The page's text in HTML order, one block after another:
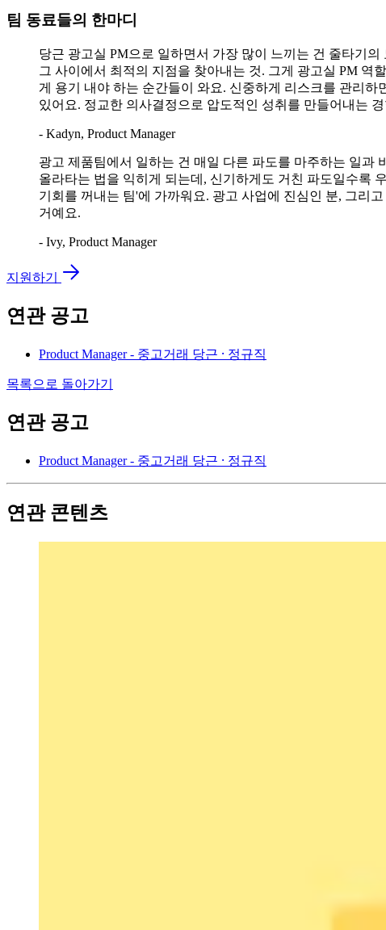
팀 동료들의 한마디
당근 광고실 PM으로 일하면서 가장 많이 느끼는 건 줄타기
그 사이에서 최적의 지점을 찾아내는 것. 그게 광고실 PM
게 용기 내야 하는 순간들이 와요. 신중하게 리스크를 관리
있어요. 정교한 의사결정으로 압도적인 성취를 만들어내는
- Kadyn, Product Manager
광고 제품팀에서 일하는 건 매일 다른 파도를 마주하는 일과
올라타는 법을 익히게 되는데, 신기하게도 거친 파도일수록
기회를 꺼내는 팀'에 가까워요. 광고 사업에 진심인 분, 그리
거예요.
- Ivy, Product Manager
지원하기
연관 공고
Product Manager - 중고거래 당근 ⸱ 정규직
목록으로 돌아가기
연관 공고
Product Manager - 중고거래 당근 ⸱ 정규직
연관 콘텐츠